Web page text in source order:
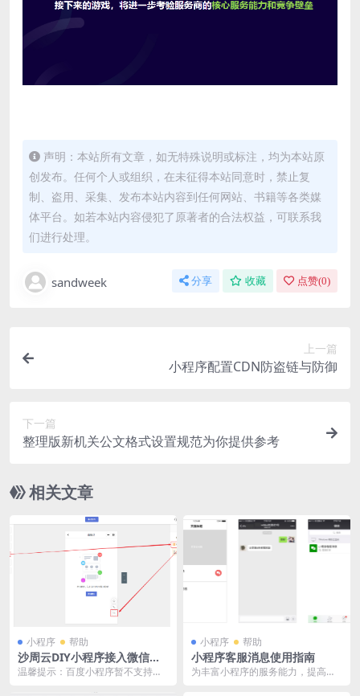
声明：本站所有文章，如无特殊说明或标注，均为本站原
创发布。任何个人或组织，在未征得本站同意时，禁止复
制、盗用、采集、发布本站内容到任何网站、书籍等各类媒
体平台。如若本站内容侵犯了原著者的合法权益，可联系我
们进行处理。
sandweek 分享 收藏 点赞(0)
上一篇
小程序配置CDN防盗链与防御
下一篇
整理版新机关公文格式设置规范为你提供参考
相关文章
小程序 帮助
沙周云DIY小程序接入微信客
服功能
温馨提示：百度小程序暂不支持使
小程序 帮助
小程序客服消息使用指南
为丰富小程序的服务能力，提高服